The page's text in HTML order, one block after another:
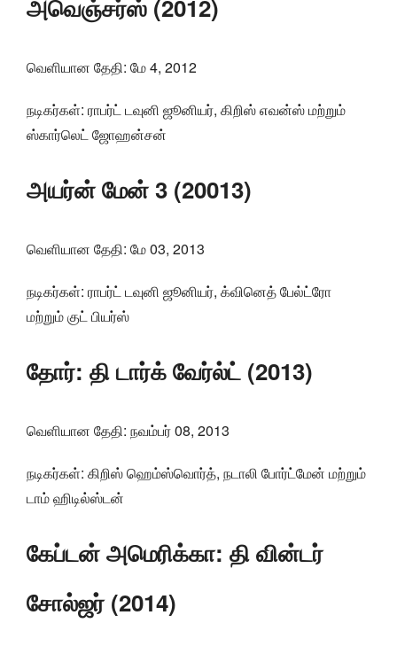
அவெஞ்சர்ஸ் (2012)
வெளியான தேதி: மே 4, 2012
நடிகர்கள்: ராபர்ட் டவுனி ஜூனியர், கிறிஸ் எவன்ஸ் மற்றும்
ஸ்கார்லெட் ஜோஹன்சன்
அயர்ன் மேன் 3 (20013)
வெளியான தேதி: மே 03, 2013
நடிகர்கள்: ராபர்ட் டவுனி ஜூனியர், க்வினெத் பேல்ட்ரோ
மற்றும் குட் பியர்ஸ்
தோர்: தி டார்க் வேர்ல்ட் (2013)
வெளியான தேதி: நவம்பர் 08, 2013
நடிகர்கள்: கிறிஸ் ஹெம்ஸ்வொர்த், நடாலி போர்ட்மேன் மற்றும்
டாம் ஹிடில்ஸ்டன்
கேப்டன் அமெரிக்கா: தி வின்டர்
சோல்ஜர் (2014)